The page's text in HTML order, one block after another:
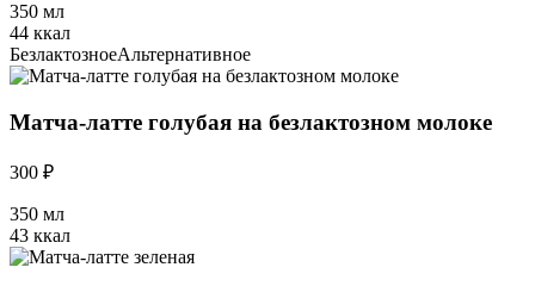
350 мл
44 ккал
БезлактозноеАльтернативное
Матча-латте голубая на безлактозном молоке
300 ₽
350 мл
43 ккал